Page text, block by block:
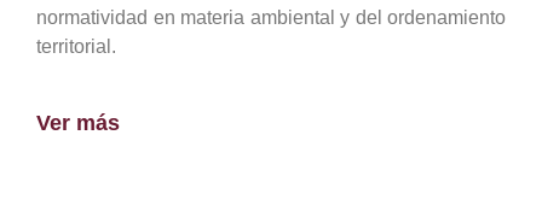
normatividad en materia ambiental y del ordenamiento
territorial.
Ver más